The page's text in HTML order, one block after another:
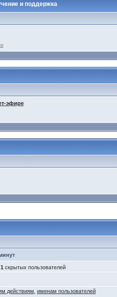
и поддержка
эфире
1 скрытых пользователей
действиям именам пользователей